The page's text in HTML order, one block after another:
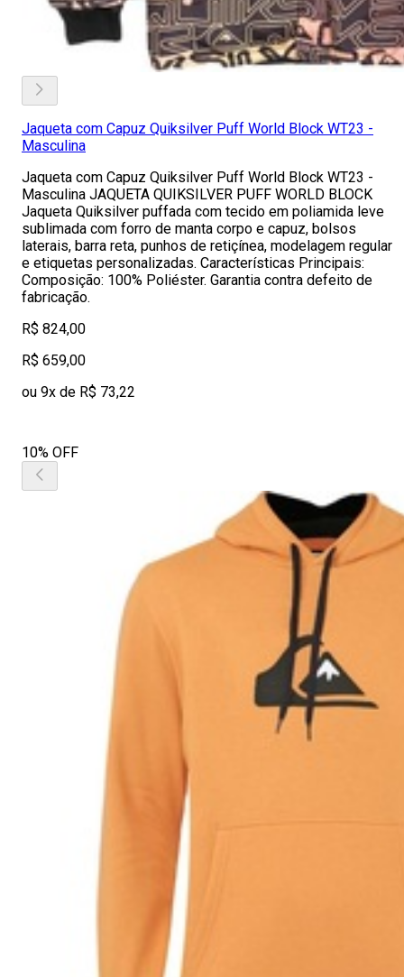
Jaqueta com Capuz Quiksilver Puff World Block WT23 -
Masculina
Jaqueta com Capuz Quiksilver Puff World Block WT23 -
Masculina JAQUETA QUIKSILVER PUFF WORLD BLOCK
Jaqueta Quiksilver puffada com tecido em poliamida leve
sublimada com forro de manta corpo e capuz, bolsos
laterais, barra reta, punhos de retiçínea, modelagem regular
e etiquetas personalizadas. Características Principais:
Composição: 100% Poliéster. Garantia contra defeito de
fabricação.
R$ 824,00
R$ 659,00
ou 9x de R$ 73,22
10% OFF